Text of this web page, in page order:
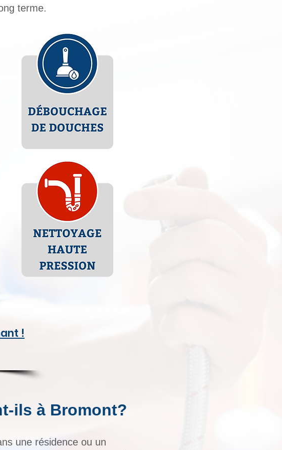
terme.
!
ils à Bromont?
une résidence ou un